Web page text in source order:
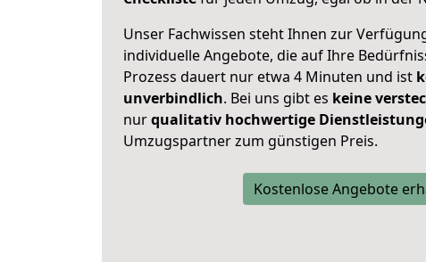
Unser Fachwissen steht Ihnen zur
individuelle Angebote, die auf Ihre
Prozess dauert nur etwa 4 Minuten und ist
unverbindlich. Bei uns gibt es keine
nurqualitativ hochwertige
Umzugspartner zum günstigen Preis.
Kostenlose Angebote